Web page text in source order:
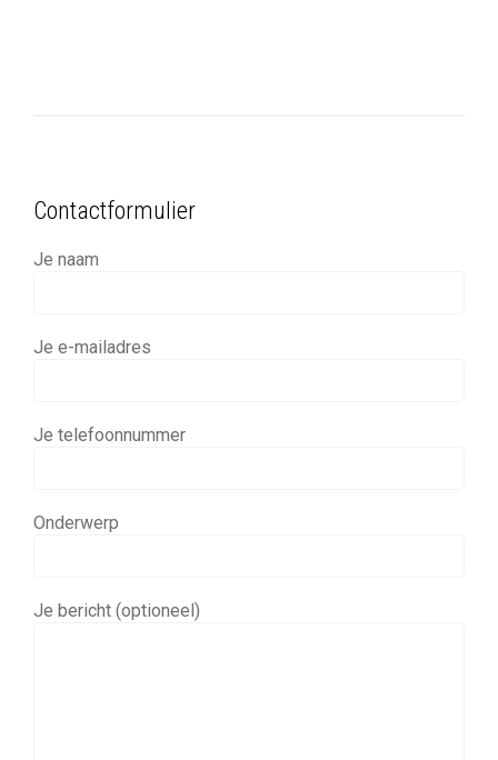
Contactformulier
Je naam
Je e-mailadres
Je telefoonnummer
Onderwerp
Je bericht (optioneel)